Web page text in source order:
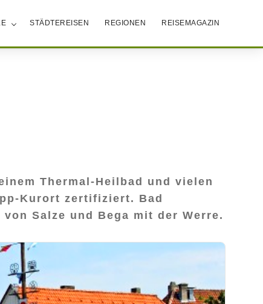
STÄDTEREISEN REGIONEN REISEMAGAZIN
Thermal-Heilbad und vielen
Kurort zertifiziert. Bad
Salze und Bega mit der Werre.